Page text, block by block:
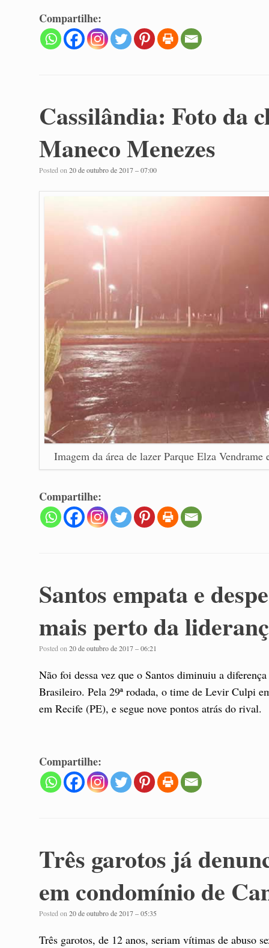
Compartilhe:
Cassilândia: Foto da
Maneco Menezes
Posted on 20 de outubro de 2017 – 07:00
Imagem da área de lazer Parque Elza
Compartilhe:
Santos empata e
mais perto da
Posted on20 de outubro de 2017 – 06:21
Não foi dessa vez que o Santos diminuiu a
Brasileiro. Pela 29ª rodada, o time de Levir Culpi
em Recife (PE), e segue nove pontos atrás do rival.
Compartilhe:
Três garotos já
em condomínio de
Posted on20 de outubro de 2017 – 05:35
Três garotos, de 12 anos, seriam vítimas de abuso